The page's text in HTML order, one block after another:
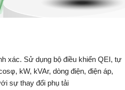
xác. Sử dụng bộ điều khiển QEI, tự
kW, kVAr, dòng điện, điện áp,
sự thay đổi phụ tải